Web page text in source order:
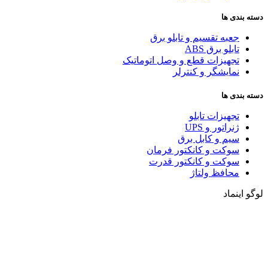
دسته بندی ها
جعبه تقسیم و تابلو برق
تابلو برق ABS
تجهیزات قطع و وصل اتوماتیک
نمایشگر و کنترلر
دسته بندی ها
تجهیزات تابلو
ژنراتور و UPS
سیم و کابل برق
سوکت و کانکتور فرمان
سوکت و کانکتور قدرت
محافظ ولتاژ
لوگو اینماد